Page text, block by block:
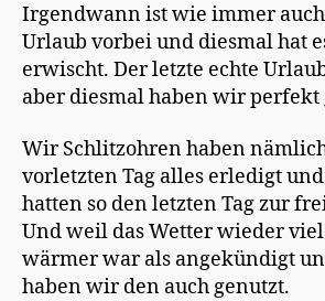
Irgendwann ist wie immer auch
Urlaub vorbei und diesmal hat
erwischt. Der letzte echte
aber diesmal haben wir perfekt
Wir Schlitzohren haben
vorletzten Tag alles erledigt
hatten so den letzten Tag zur
Und weil das Wetter wieder
wärmer war als angekündigt
haben wir den auch genutzt.